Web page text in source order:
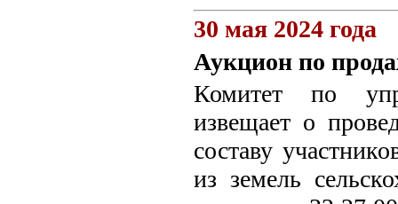
30 мая 2024 года
Аукцион по
Комитет по
извещает о
составу
из земель